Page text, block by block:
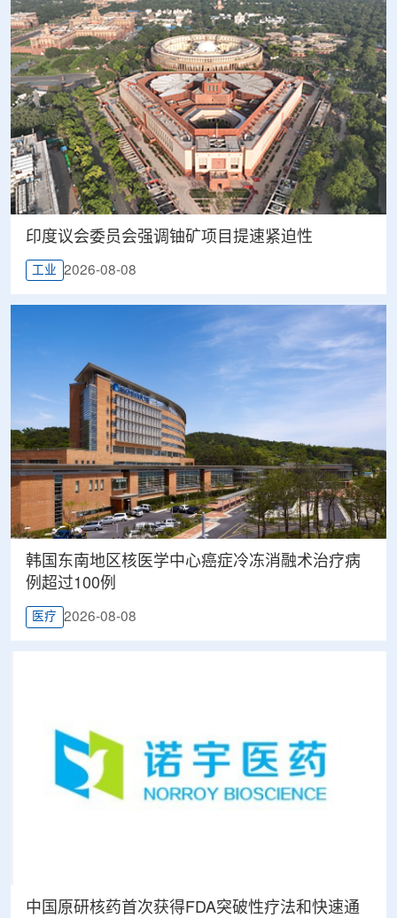
印度议会委员会强调铀矿项目提速紧迫性
工业 2026-08-08
韩国东南地区核医学中心癌症冷冻消融术治疗病
例超过100例
医疗 2026-08-08
中国原研核药首次获得FDA突破性疗法和快速通